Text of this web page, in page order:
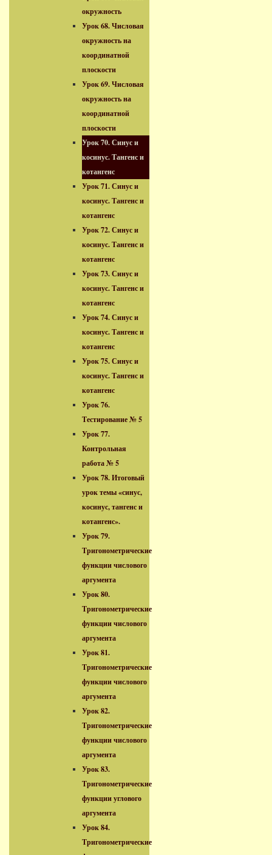
окружность
Урок 68. Числовая
окружность на
координатной
плоскости
Урок 69. Числовая
окружность на
координатной
плоскости
Урок 70. Синус и
косинус. Тангенс и
котангенс
Урок 71. Синус и
косинус. Тангенс и
котангенс
Урок 72. Синус и
косинус. Тангенс и
котангенс
Урок 73. Синус и
косинус. Тангенс и
котангенс
Урок 74. Синус и
косинус. Тангенс и
котангенс
Урок 75. Синус и
косинус. Тангенс и
котангенс
Урок 76.
Тестирование № 5
Урок 77.
Контрольная
работа № 5
Урок 78. Итоговый
урок темы «синус,
косинус, тангенс и
котангенс».
Урок 79.
Тригонометрические
функции числового
аргумента
Урок 80.
Тригонометрические
функции числового
аргумента
Урок 81.
Тригонометрические
функции числового
аргумента
Урок 82.
Тригонометрические
функции числового
аргумента
Урок 83.
Тригонометрические
функции углового
аргумента
Урок 84.
Тригонометрические